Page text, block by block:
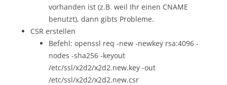
vorhanden ist (z.B. weil Ihr einen CNAME
benutzt), dann gibts Probleme.
CSR erstellen
Befehl: openssl req -new -newkey rsa:4096 -
nodes -sha256 -keyout
/etc/ssl/x2d2/x2d2.new.key -out
/etc/ssl/x2d2/x2d2.new.csr